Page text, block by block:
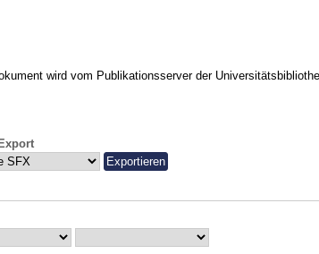
wird vom Publikationsserver der